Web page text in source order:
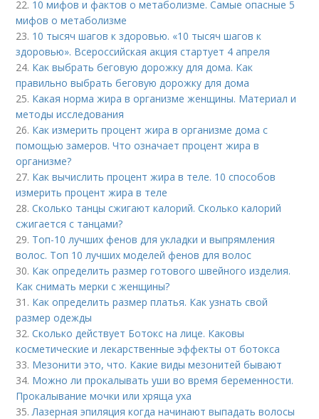
22. 10 мифов и фактов о метаболизме. Самые опасные 5
мифов о метаболизме
23. 10 тысяч шагов к здоровью. «10 тысяч шагов к
здоровью». Всероссийская акция стартует 4 апреля
24. Как выбрать беговую дорожку для дома. Как
правильно выбрать беговую дорожку для дома
25. Какая норма жира в организме женщины. Материал и
методы исследования
26. Как измерить процент жира в организме дома с
помощью замеров. Что означает процент жира в
организме?
27. Как вычислить процент жира в теле. 10 способов
измерить процент жира в теле
28.Сколько танцы сжигают калорий. Сколько калорий
сжигается с танцами?
29. Топ-10 лучших фенов для укладки и выпрямления
волос. Топ 10 лучших моделей фенов для волос
30. Как определить размер готового швейного изделия.
Как снимать мерки с женщины?
31. Как определить размер платья. Как узнать свой
размер одежды
32.Сколько действует Ботокс на лице. Каковы
косметические и лекарственные эффекты от ботокса
33. Мезонити это, что. Какие виды мезонитей бывают
34. Можно ли прокалывать уши во время беременности.
Прокалывание мочки или хряща уха
35.Лазерная эпиляция когда начинают выпадать волосы